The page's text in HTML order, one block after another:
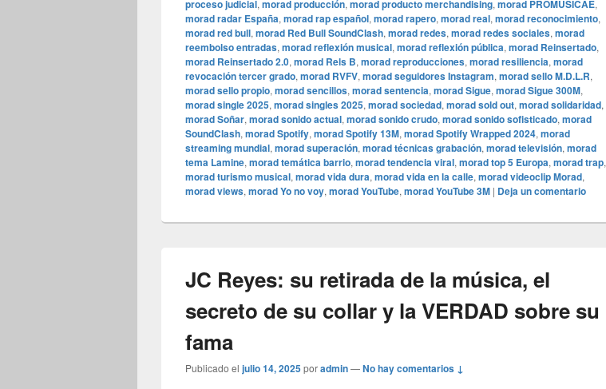
proceso judicial, morad producción, morad producto merchandising, morad PROMUSICAE,
morad radar España, morad rap español, morad rapero, morad real, morad reconocimiento,
morad red bull, morad Red Bull SoundClash, morad redes, morad redes sociales, morad
reembolso entradas, morad reflexión musical, morad reflexión pública, morad Reinsertado,
morad Reinsertado 2.0, morad Rels B, morad reproducciones, morad resiliencia, morad
revocación tercer grado, morad RVFV, morad seguidores Instagram, morad sello M.D.L.R,
morad sello propio, morad sencillos, morad sentencia, morad Sigue, morad Sigue 300M,
morad single 2025, morad singles 2025, morad sociedad, morad sold out, morad solidaridad,
morad Soñar, morad sonido actual, morad sonido crudo, morad sonido sofisticado, morad
SoundClash, morad Spotify, morad Spotify 13M, morad Spotify Wrapped 2024, morad
streaming mundial, morad superación, morad técnicas grabación, morad televisión, morad
tema Lamine, morad temática barrio, morad tendencia viral, morad top 5 Europa, morad trap,
morad turismo musical, morad vida dura, morad vida en la calle, morad videocli‏p Morad,
morad views, morad Yo no voy, morad YouTube, morad YouTube 3M | Deja un comentario
JC Reyes: su retirada de la música, el
secreto de su collar y la VERDAD sobre su
fama
Publicado el julio 14, 2025poradmin—No hay comentarios ↓